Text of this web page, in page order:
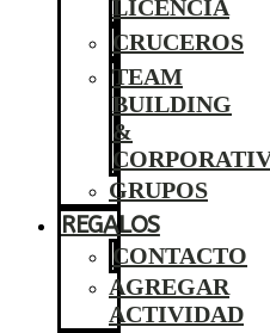
LICENCIA
CRUCEROS
TEAM
BUILDING
&
GRUPOS
REGALOS
CONTACTO
AGREGAR
ACTIVIDAD